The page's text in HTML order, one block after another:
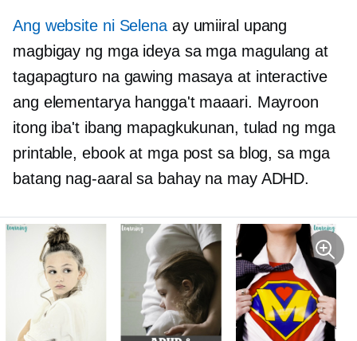
Ang website ni Selenaay umiiral upang
magbigay ng mga ideya sa mga magulang at
tagapagturo na gawing masaya at interactive
ang elementarya hangga't maaari. Mayroon
itong iba't ibang mapagkukunan, tulad ng mga
printable, ebook at mga post sa blog, sa mga
batang nag-aaral sa bahay na may ADHD.